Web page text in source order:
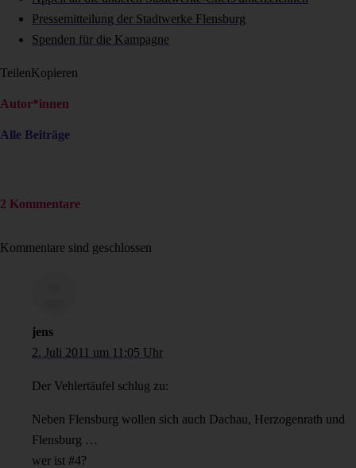
Pressemitteilung der Stadtwerke Flensburg
Spenden für die Kampagne
TeilenKopieren
Autor*innen
Alle Beiträge
2 Kommentare
Kommentare sind geschlossen
jens
2. Juli 2011 um 11:05 Uhr
Der Vehlertäufel schlug zu:
Neben Flensburg wollen sich auch Dachau, Herzogenrath und
Flensburg …
wer ist #4?